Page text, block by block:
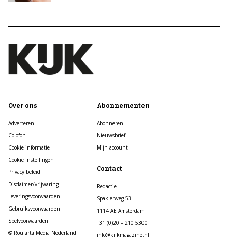
Over ons
Adverteren
Colofon
Cookie informatie
Cookie Instellingen
Privacy beleid
Disclaimer/vrijwaring
Leveringsvoorwaarden
Gebruiksvoorwaarden
Spelvoorwaarden
© Roularta Media Nederland
Abonnementen
Abonneren
Nieuwsbrief
Mijn account
Contact
Redactie
Spaklerweg 53
1114 AE Amsterdam
+31 (0)20 – 210 5300
info@kijkmagazine.nl